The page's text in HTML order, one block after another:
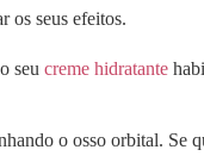
os seus efeitos.
seu creme hidratante
o osso orbital.